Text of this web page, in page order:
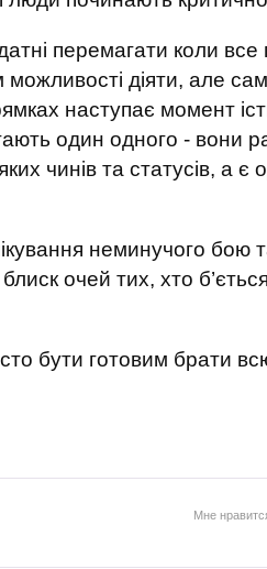
перемагати коли
діяти, але
наступає момент
один одного - вони
чинів та статусів, а є
неминучого бою
очей тих, хто
бути готовим брати
Мне